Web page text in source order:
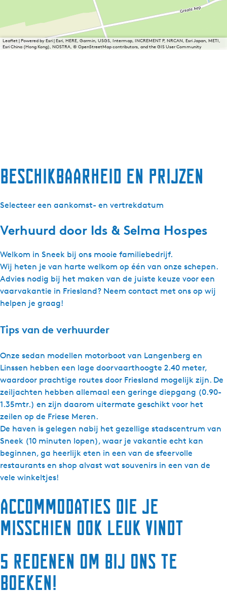
Leaflet|Powered by Esri | Esri, HERE, Garmin, USGS, Intermap, INCREMENT P, NRCAN, Esri Japan, METI,
Esri China (Hong Kong), NOSTRA, © OpenStreetMap contributors, and the GIS User Community
Beschikbaarheid en prijzen
Selecteer een aankomst- en vertrekdatum
Verhuurd door Ids & Selma Hospes
Welkom in Sneek bij ons mooie familiebedrijf.
Wij heten je van harte welkom op één van onze schepen.
Advies nodig bij het maken van de juiste keuze voor een
vaarvakantie in Friesland? Neem contact met ons op wij
helpen je graag!
Tips van de verhuurder
Onze sedan modellen motorboot van Langenberg en
Linssen hebben een lage doorvaarthoogte 2.40 meter,
waardoor prachtige routes door Friesland mogelijk zijn. De
zeiljachten hebben allemaal een geringe diepgang (0.90-
1.35mtr.) en zijn daarom uitermate geschikt voor het
zeilen op de Friese Meren.
De haven is gelegen nabij het gezellige stadscentrum van
Sneek (10 minuten lopen), waar je vakantie echt kan
beginnen, ga heerlijk eten in een van de sfeervolle
restaurants en shop alvast wat souvenirs in een van de
vele winkeltjes!
Accommodaties die je
misschien ook leuk vindt
5 redenen om bij ons te
boeken!